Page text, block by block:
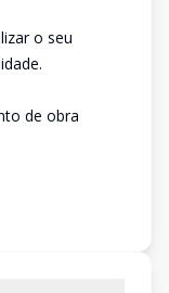
o seu
de obra